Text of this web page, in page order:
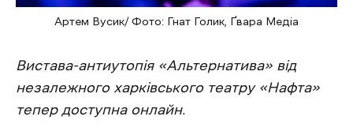
Артем Вусик/ Фото: Гнат Голик, Ґвара Медіа
Вистава-антиутопія «Альтернатива» від
незалежного харківського театру «Нафта»
тепер доступна онлайн.